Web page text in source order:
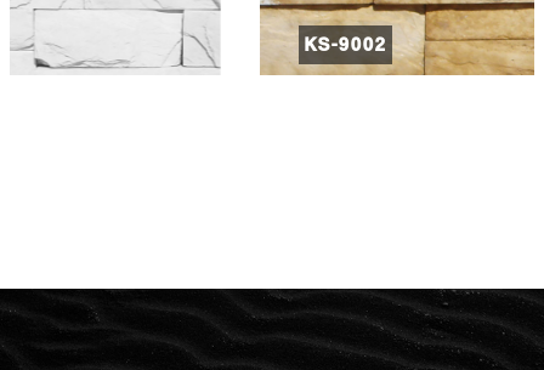
KS-9002